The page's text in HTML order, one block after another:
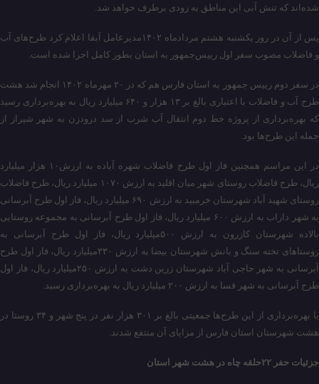
شده‌اند که تنش آبی این مناطق به زودی برطرف خواهد شد.
پس از آن در روز یکشنبه هشتم مردادماه ۱۴۰۲مدیرعامل آبفا اعلام کرد طرح‌های آب
و فاضلاب مصوب سفر اول رییس‌جمهور به استان بطور کامل اجرا شده است.
در سفر دوم رییس جمهور به استان فارس هم که در ۲۰ مهرماه ۱۴۰۲ انجام شد هشت
طرح آب و فاضلاب با اعتباری بالغ بر ۱۳ هزار و ۶۴۰ میلیارد ریال به بهره‌برداری رسید
که بهره‌برداری از پروژه خط دوم انتقال آب شرب از سد درودزن به شهر شیراز از
جمله این طرح‌ها بود.
در این مراسم همچنین فاز اول طرح فاضلاب شهره آباده به ارزش۱۰ هزار میلیارد
ریال، طرح فاضلاب روستای شهر میان اقلید به ارزش ۱۰۷۰ میلیارد ریال، طرح فاضلاب
روستای شهید آباد شهرستان خرمبید به ارزش ۶۹۰ میلیارد ریال، فاز اول طرح آبرسانی
به شهر داراب به ارزش ۶۰۰ میلیارد ریال، فاز اول طرح آبرسانی به مجموعه روستایی
بالاده شهرستان کازرون به ارزش ۵۰۰میلیارد ریال، فاز اول طرح آبرسانی به
روستاهای تخته سنگ و بانش شهرستان بیضا به ارزش ۳۳۰میلیارد ریال، فاز اول طرح
آبرسانی به شهر حاجی آباد شهرستان زرین دشت به ارزش ۲۵۰میلیارد ریال، فاز اول
طرح آبرسانی به شهر فسا به ارزش ۲۰۰ میلیارد ریال به بهره‌برداری رسید.
با بهره‌برداری از این طرح‌ها جمعیتی بالغ بر ۳۰۱ هزار نفر در پنج شهر و ۳۴ روستا در
هشت شهرستان استان فارس از مزایای آن منتفع شدند.
جزئیات حفر ۲۲حلقه چاه در هشت شهر استان